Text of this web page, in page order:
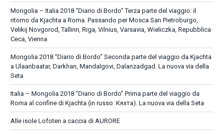
Mongolia – Italia 2018 “Diario di Bordo” Terza parte del viaggio: il
ritorno da Kjachta a Roma. Passando per Mosca San Pietroburgo,
Velikij Novgorod, Tallinn, Riga, Vilnius, Varsavia, Wieliczka, Repubblica
Ceca, Vienna
Mongolia 2018 “Diario di Bordo” Seconda parte del viaggio da Kjachta
a Ulaanbaatar, Darkhan, Mandalgovi, Dalanzadgad. La nuova via della
Seta
Italia – Mongolia 2018 “Diario di Bordo” Prima parte del viaggio da
Roma al confine di Kjachta (in russo: Кяхта). La nuova via della Seta
Alle isole Lofoten a caccia di AURORE